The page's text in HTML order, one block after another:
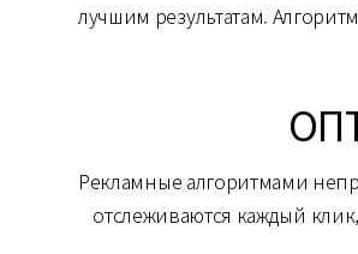
лучшим результатам.
Рекламные алгоритмами
отслеживаются каждый